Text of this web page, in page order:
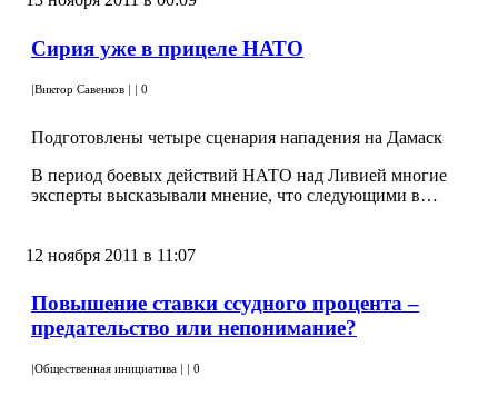
Сирия уже в прицеле НАТО
|Виктор Савенков | | 0
Подготовлены четыре сценария нападения на Дамаск
В период боевых действий НАТО над Ливией многие
эксперты высказывали мнение, что следующими в…
12 ноября 2011 в 11:07
Повышение ставки ссудного процента –
предательство или непонимание?
|Общественная инициатива | | 0